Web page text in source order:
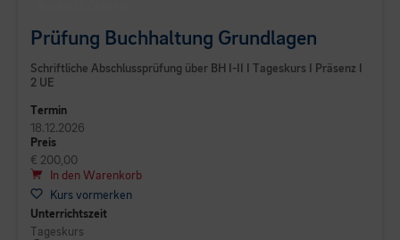
Prüfung Buchhaltung Grundlagen
Schriftliche Abschlussprüfung über BH I-II I Tageskurs I Präsenz I
2 UE
Termin
18.12.2026
Preis
€ 200,00
In den Warenkorb
Kurs vormerken
Unterrichtszeit
Tageskurs